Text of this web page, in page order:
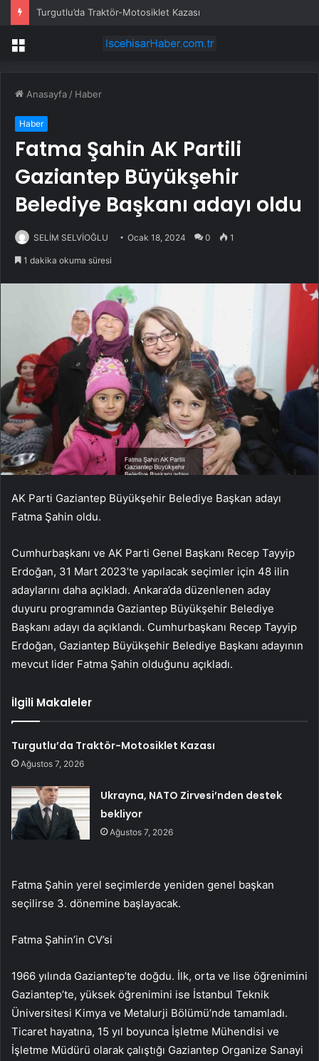
Turgutlu’da Traktör-Motosiklet Kazası
Menü
Anasayfa / Haber
Haber
Fatma Şahin AK Partili
Gaziantep Büyükşehir
Belediye Başkanı adayı oldu
SELİM SELVİOĞLU Ocak 18, 2024 0 1
1 dakika okuma süresi
AK Parti Gaziantep Büyükşehir Belediye Başkan adayı
Fatma Şahin oldu.
Cumhurbaşkanı ve AK Parti Genel Başkanı Recep Tayyip
Erdoğan, 31 Mart 2023’te yapılacak seçimler için 48 ilin
adaylarını daha açıkladı. Ankara’da düzenlenen aday
duyuru programında Gaziantep Büyükşehir Belediye
Başkanı adayı da açıklandı. Cumhurbaşkanı Recep Tayyip
Erdoğan, Gaziantep Büyükşehir Belediye Başkanı adayının
mevcut lider Fatma Şahin olduğunu açıkladı.
İlgili Makaleler
Turgutlu’da Traktör-Motosiklet Kazası
Ağustos 7, 2026
Ukrayna, NATO Zirvesi’nden destek
bekliyor
Ağustos 7, 2026
Fatma Şahin yerel seçimlerde yeniden genel başkan
seçilirse 3. dönemine başlayacak.
Fatma Şahin’in CV’si
1966 yılında Gaziantep’te doğdu. İlk, orta ve lise öğrenimini
Gaziantep’te, yüksek öğrenimini ise İstanbul Teknik
Üniversitesi Kimya ve Metalurji Bölümü’nde tamamladı.
Ticaret hayatına, 15 yıl boyunca İşletme Mühendisi ve
İşletme Müdürü olarak çalıştığı Gaziantep Organize Sanayi